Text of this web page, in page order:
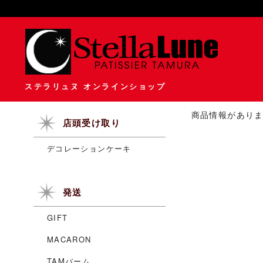
ステラリュヌ オンラインショップ
店頭受け取り
デコレーションケーキ
発送
GIFT
MACARON
商品情報があり